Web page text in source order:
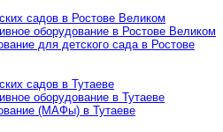
садов в Ростове Великом
оборудование в Ростове Великом
для детского сада в Ростове
садов в Тутаеве
оборудование в Тутаеве
(МАФы) в Тутаеве